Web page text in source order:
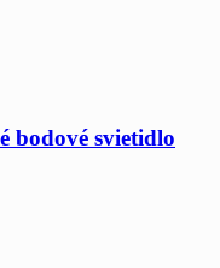
bodové svietidlo